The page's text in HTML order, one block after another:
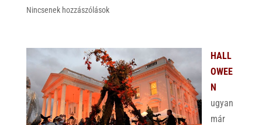
Nincsenek hozzászólások
HALL
OWEE
N
ugyan
már